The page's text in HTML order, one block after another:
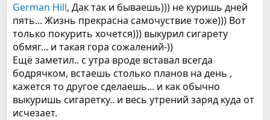
German Hill, Дак так и бываешь))) не куришь дней
пять... Жизнь прекрасна самочуствие тоже))) Вот
только покурить хочется))) выкурил сигарету
обмяг... и такая гора сожалений-))
Ещё заметил.. с утра вроде вставал всегда
бодрячком, встаешь столько планов на день ,
кажется то другое сделаешь... и как обычно
выкуришь сигаретку.. и весь утрений заряд куда от
исчезает.